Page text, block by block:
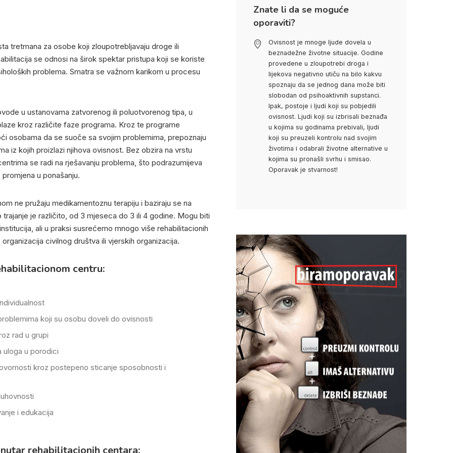
tretmana za osobe koji zloupotrebljavaju droge ili
se odnosi na širok spektar pristupa koji se koriste
problema. Smatra se važnom karikom u procesu
u ustanovama zatvorenog ili poluotvorenog tipa, u
kroz različite faze programa. Kroz te programe
osobama da se suoče sa svojim problemima, prepoznaju
iz kojih proizlazi njihova ovisnost. Bez obzira na vrstu
se radi na rješavanju problema, što podrazumijeva
u ponašanju.
ne pružaju medikamentoznu terapiju i baziraju se na
je različito, od 3 mjeseca do 3 ili 4 godine. Mogu biti
ali u praksi susrećemo mnogo više rehabilitacionih
civilnog društva ili vjerskih organizacija.
centru:
koji su osobu doveli do ovisnosti
rad u grupi
uloga u porodici
kroz postepeno sticanje sposobnosti i
i edukacija
rehabilitacionih centara:
Znate li da se moguće
oporaviti?
Ovisnost je mnoge ljude dovela u
beznadežne životne situacije. Godine
provedene u zloupotrebi droga i
lijekova negativno utiču na bilo kakvu
spoznaju da se jednog dana može biti
slobodan od psihoaktivnih supstanci.
Ipak, postoje i ljudi koji su pobjedili
ovisnost. Ljudi koji su izbrisali beznađa
u kojima su godinama prebivali, ljudi
koji su preuzeli kontrolu nad svojim
životima i odabrali životne alternative u
kojima su pronašli svrhu i smisao.
Oporavak je stvarnost!